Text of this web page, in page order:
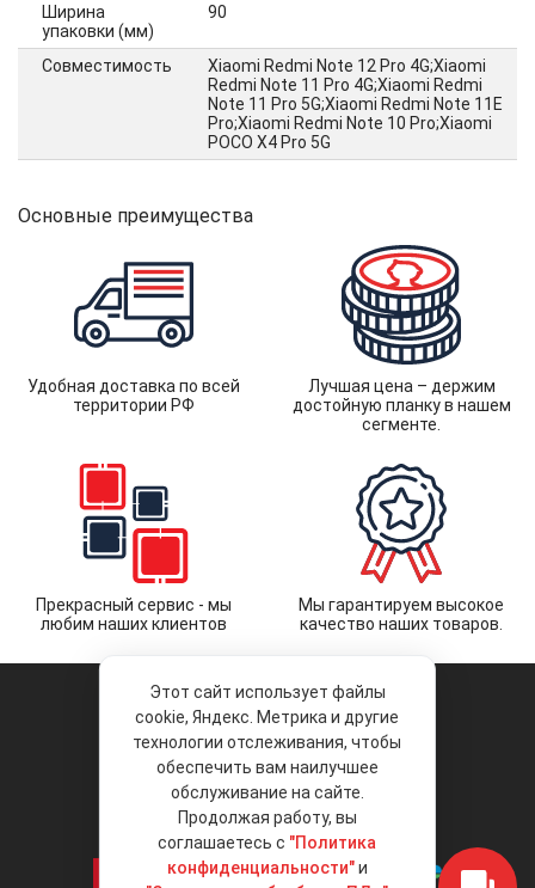
Ширина
упаковки (мм)
90
Совместимость
Xiaomi Redmi Note 12 Pro 4G;Xiaomi
Redmi Note 11 Pro 4G;Xiaomi Redmi
Note 11 Pro 5G;Xiaomi Redmi Note 11E
Pro;Xiaomi Redmi Note 10 Pro;Xiaomi
POCO X4 Pro 5G
Основные преимущества
Удобная доставка по всей
территории РФ
Лучшая цена – держим
достойную планку в нашем
сегменте.
Прекрасный сервис - мы
любим наших клиентов
Мы гарантируем высокое
качество наших товаров.
© 2026 «Liberty Project».
Аксессуары и запчасти оптом.
Положение об обработке и защите
персональных данных
Этот сайт использует файлы
cookie, Яндекс. Метрика и другие
технологии отслеживания, чтобы
обеспечить вам наилучшее
обслуживание на сайте.
Продолжая работу, вы
соглашаетесь с "Политика
конфиденциальности"и